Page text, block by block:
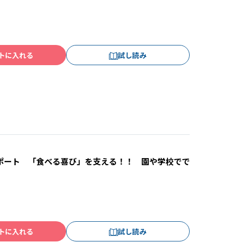
に入れる 試し読み
ート 「食べる喜び」を支える！！ 園や学校でで
に入れる 試し読み